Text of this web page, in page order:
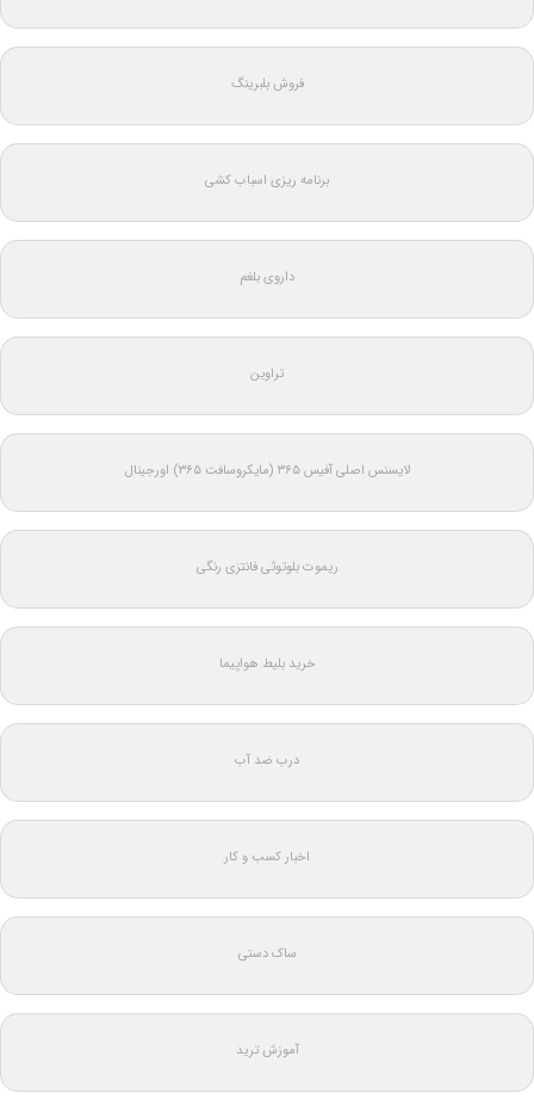
فروش بلبرینگ
برنامه ریزی اسباب کشی
داروی بلغم
تراوین
لایسنس اصلی آفیس ۳۶۵ (مایکروسافت ۳۶۵) اورجینال
ریموت بلوتوثی فانتزی رنگی
خرید بلیط هواپیما
درب ضد آب
اخبار کسب و کار
ساک دستی
آموزش ترید